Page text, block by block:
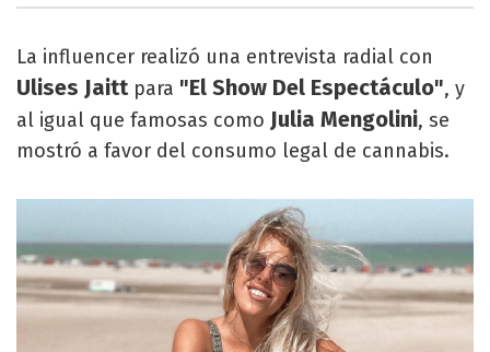
La influencer realizó una entrevista radial con
Ulises Jaittpara "El Show Del Espectáculo", y
al igual que famosas como Julia Mengolini, se
mostró a favor del consumo legal de cannabis.